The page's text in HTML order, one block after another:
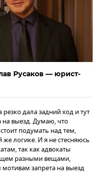
Русаков — юрист-
резко дала задний ход и тут
на выезд. Думаю, что
подумать над тем,
логике. И я не стесняюсь
так как адвокаты
разными вещами,
запрета на выезд